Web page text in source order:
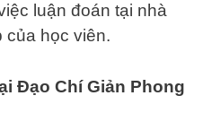
luận đoán tại nhà
của học viên.
Đạo Chí Giản Phong